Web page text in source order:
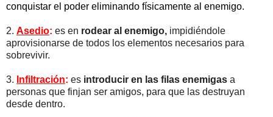
conquistar el poder eliminando físicamente al enemigo.
2. Asedio: es en rodear al enemigo, impidiéndole
aprovisionarse de todos los elementos necesarios para
sobrevivir.
3. Infiltración: es introducir en las filas enemigas a
personas que finjan ser amigos, para que las destruyan
desde dentro.